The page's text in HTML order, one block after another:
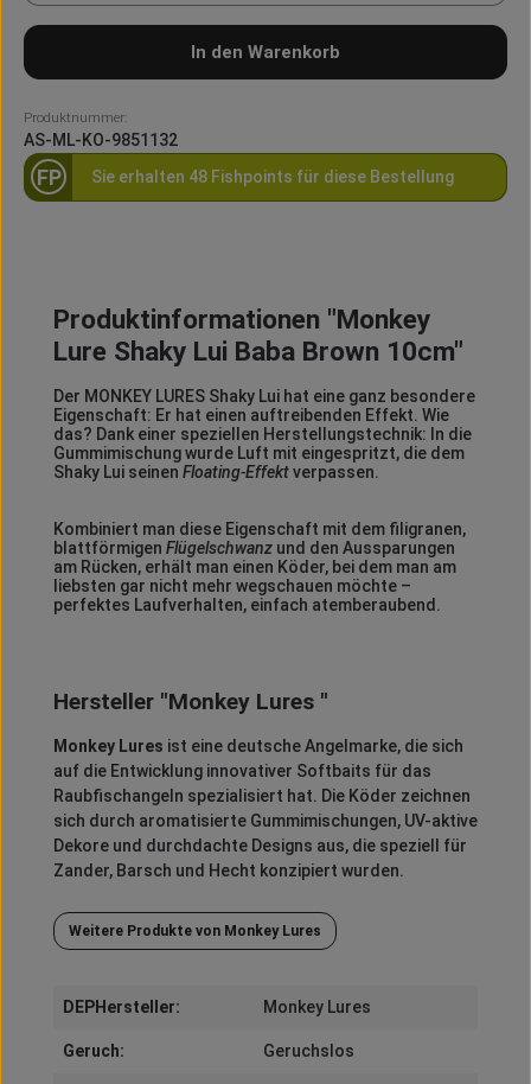
In den Warenkorb
Produktnummer:
AS-ML-KO-9851132
FP Sie erhalten 48 Fishpoints für diese Bestellung
Produktinformationen "Monkey
Lure Shaky Lui Baba Brown 10cm"
Der MONKEY LURES Shaky Lui hat eine ganz besondere
Eigenschaft: Er hat einen auftreibenden Effekt. Wie
das? Dank einer speziellen Herstellungstechnik: In die
Gummimischung wurde Luft mit eingespritzt, die dem
Shaky Lui seinen Floating-Effektverpassen.
Kombiniert man diese Eigenschaft mit dem filigranen,
blattförmigen Flügelschwanzund den Aussparungen
am Rücken, erhält man einen Köder, bei dem man am
liebsten gar nicht mehr wegschauen möchte –
perfektes Laufverhalten, einfach atemberaubend.
Hersteller "Monkey Lures "
Monkey Lures ist eine deutsche Angelmarke, die sich
auf die Entwicklung innovativer Softbaits für das
Raubfischangeln spezialisiert hat. Die Köder zeichnen
sich durch aromatisierte Gummimischungen, UV-aktive
Dekore und durchdachte Designs aus, die speziell für
Zander, Barsch und Hecht konzipiert wurden.
Weitere Produkte von Monkey Lures
DEPHersteller: Monkey Lures
Geruch: Geruchslos